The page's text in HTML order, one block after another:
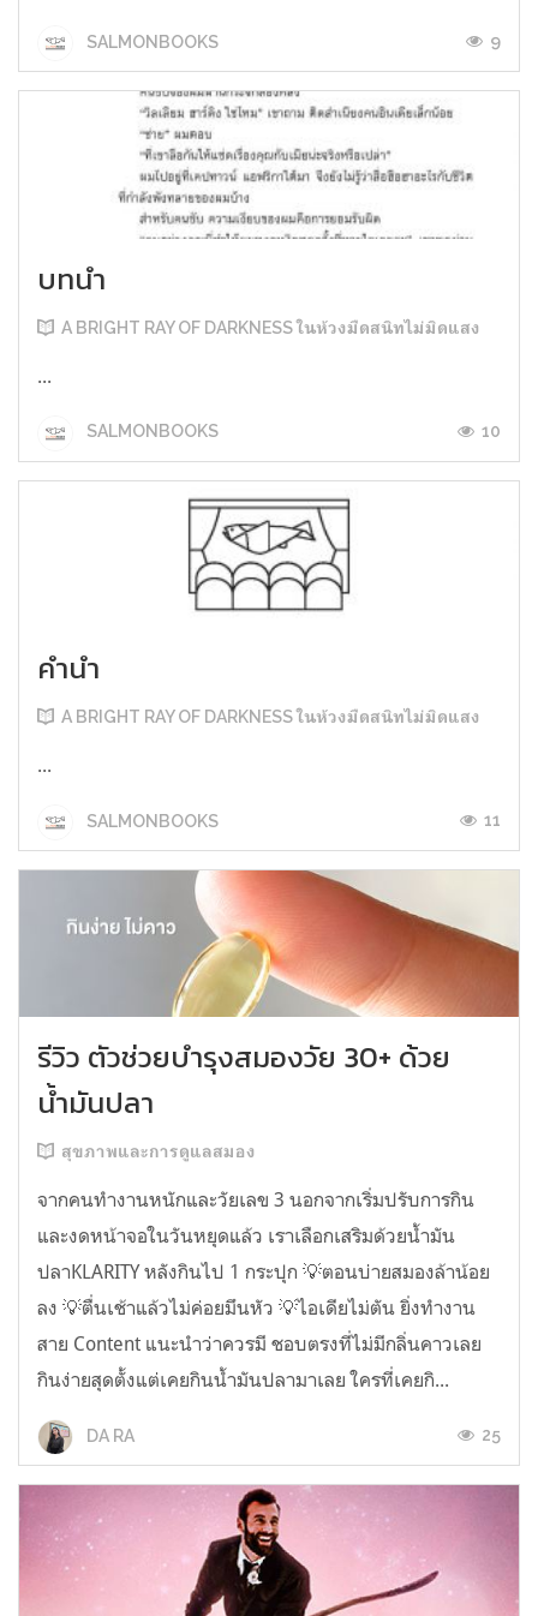
SALMONBOOKS 9
บทนำ
A BRIGHT RAY OF DARKNESS ในห้วงมืดสนิทไม่มิดแสง
...
SALMONBOOKS 10
คำนำ
A BRIGHT RAY OF DARKNESS ในห้วงมืดสนิทไม่มิดแสง
...
SALMONBOOKS 11
รีวิว ตัวช่วยบำรุงสมองวัย 30+ ด้วย
น้ำมันปลา
สุขภาพและการดูแลสมอง
จากคนทำงานหนักและวัยเลข 3 นอกจากเริ่มปรับการกิน
และงดหน้าจอในวันหยุดแล้ว เราเลือกเสริมด้วยน้ำมัน
ปลาKLARITY หลังกินไป 1 กระปุก 💡ตอนบ่ายสมองล้าน้อย
ลง 💡ตื่นเช้าแล้วไม่ค่อยมึนหัว 💡ไอเดียไม่ตัน ยิ่งทำงาน
สาย Content แนะนำว่าควรมี ชอบตรงที่ไม่มีกลิ่นคาวเลย
กินง่ายสุดตั้งแต่เคยกินน้ำมันปลามาเลย ใครที่เคยกิ...
DA RA 25